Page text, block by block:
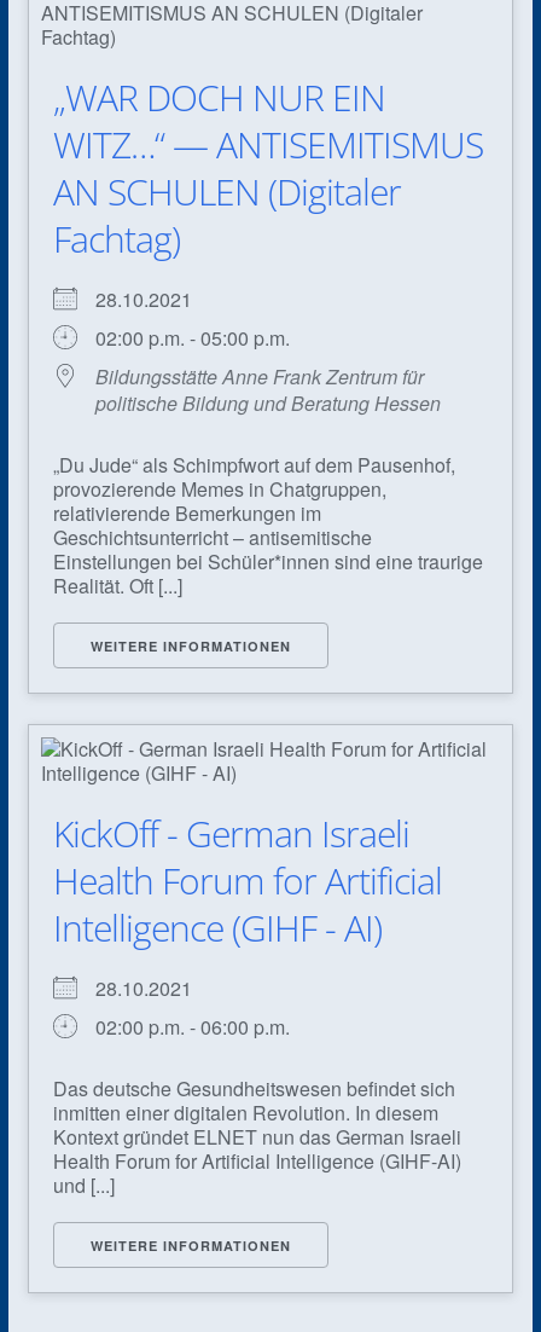
„WAR DOCH NUR EIN
WITZ…“ — ANTISEMITISMUS
AN SCHULEN (Digitaler
Fachtag)
28.10.2021
02:00 p.m. - 05:00 p.m.
Bildungsstätte Anne Frank Zentrum für
politische Bildung und Beratung Hessen
„Du Jude“ als Schimpfwort auf dem Pausenhof,
provozierende Memes in Chatgruppen,
relativierende Bemerkungen im
Geschichtsunterricht – antisemitische
Einstellungen bei Schüler*innen sind eine traurige
Realität. Oft [...]
WEITERE INFORMATIONEN
KickOff - German Israeli
Health Forum for Artificial
Intelligence (GIHF - AI)
28.10.2021
02:00 p.m. - 06:00 p.m.
Das deutsche Gesundheitswesen befindet sich
inmitten einer digitalen Revolution. In diesem
Kontext gründet ELNET nun das German Israeli
Health Forum for Artificial Intelligence (GIHF-AI)
und [...]
WEITERE INFORMATIONEN